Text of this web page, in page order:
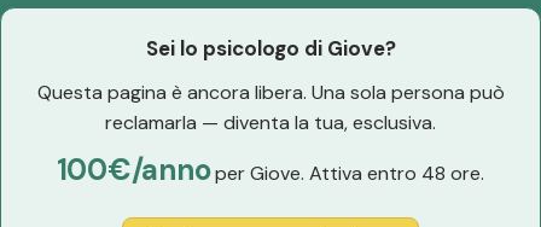
Sei lo psicologo di Giove?
Questa pagina è ancora libera. Una sola persona può
reclamarla — diventa la tua, esclusiva.
100€/annoper Giove. Attiva entro 48 ore.